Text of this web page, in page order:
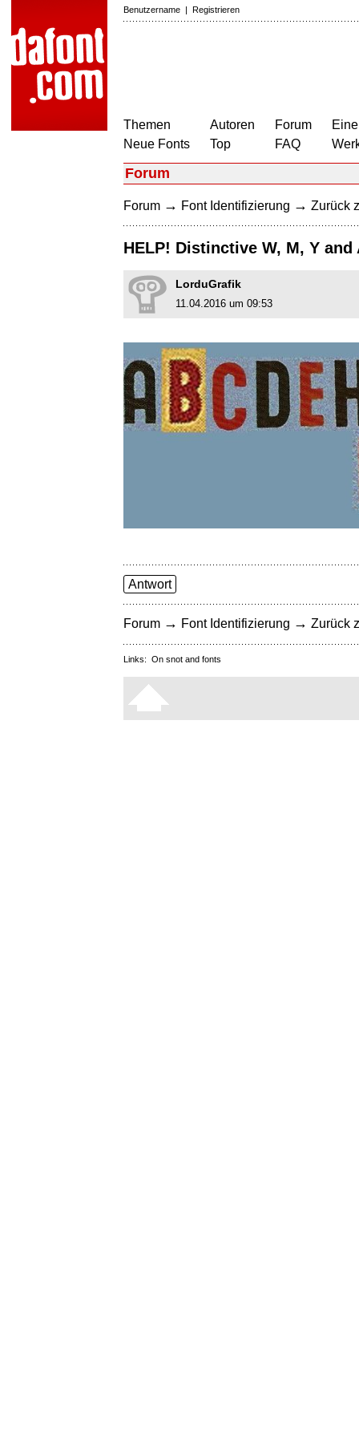
Benutzername | Registrieren
Themen
Neue Fonts
Autoren
Top
Forum
FAQ
Forum
Forum → Font Identifizierung → Zurück
HELP! Distinctive W, M, Y and
LorduGrafik
11.04.2016 um 09:53
Antwort
Forum → Font Identifizierung → Zurück
Links: On snot and fonts